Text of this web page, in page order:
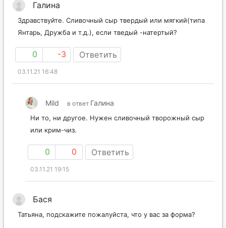
Галина
Здравствуйте. Сливочный сыр твердый или мягкий(типа
Янтарь, Дружба и т.д.), если тведый -натертый?
0 -3 Ответить
03.11.21 16:48
Mild в ответ Галина
Ни то, ни другое. Нужен сливочный творожный сыр
или крим-чиз.
0 0 Ответить
03.11.21 19:15
Бася
Татьяна, подскажите пожалуйста, что у вас за форма?